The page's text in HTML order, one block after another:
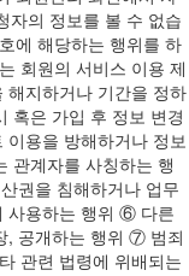
자의 정보를 볼 수 없습
에 해당하는 행위를 하
회원의 서비스 이용 제
해지하거나 기간을 정하
혹은 가입 후 정보 변경
용을 방해하거나 정보
관계자를 사칭하는 행
권을 침해하거나 업무
사용하는 행위 ⑥ 다른
, 공개하는 행위 ⑦ 범죄
관련 법령에 위배되는